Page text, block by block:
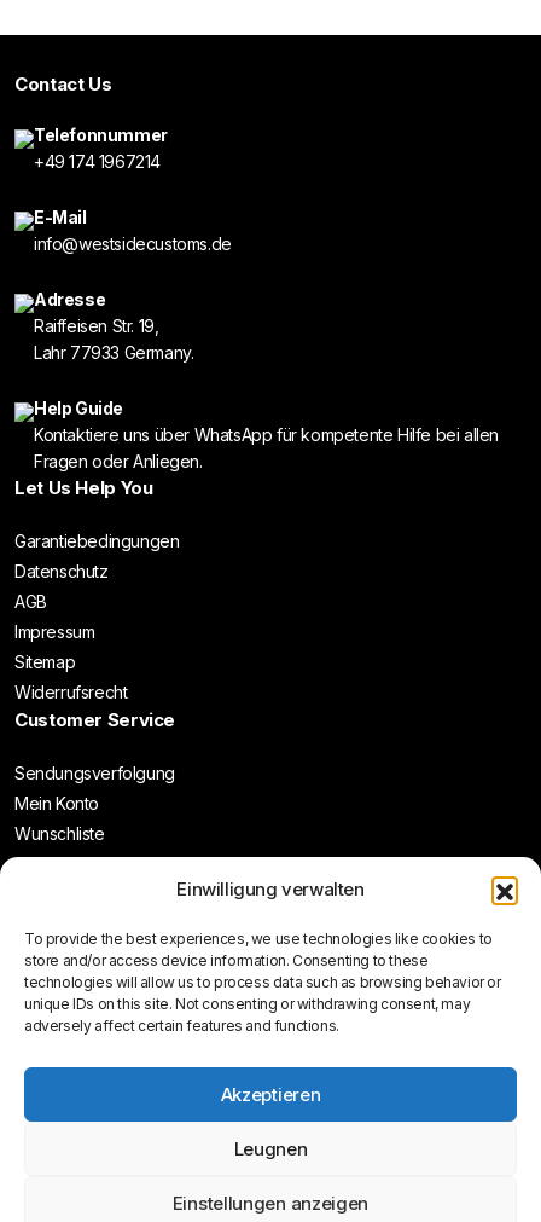
Einwilligung verwalten
To provide the best experiences, we use technologies like cookies to
store and/or access device information. Consenting to these
technologies will allow us to process data such as browsing behavior or
unique IDs on this site. Not consenting or withdrawing consent, may
adversely affect certain features and functions.
Akzeptieren
Leugnen
Einstellungen anzeigen
Contact Us
Telefonnummer
+49 174 1967214
E-Mail
info@westsidecustoms.de
Adresse
Raiffeisen Str. 19,
Lahr 77933 Germany.
Help Guide
Kontaktiere uns über WhatsApp für kompetente Hilfe bei allen
Fragen oder Anliegen.
Let Us Help You
Garantiebedingungen
Datenschutz
AGB
Impressum
Sitemap
Widerrufsrecht
Customer Service
Sendungsverfolgung
Mein Konto
Wunschliste
Follow Us:
Vertrag widerrufen